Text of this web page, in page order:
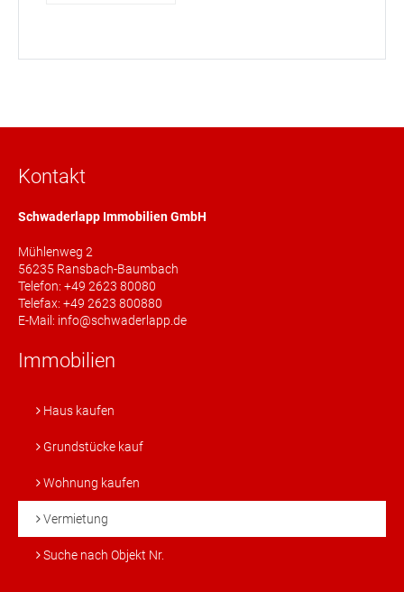
Kontakt
Schwaderlapp Immobilien GmbH
Mühlenweg 2
56235 Ransbach-Baumbach
Telefon: +49 2623 80080
Telefax: +49 2623 800880
E-Mail: info@schwaderlapp.de
Immobilien
Haus kaufen
Grundstücke kauf
Wohnung kaufen
Vermietung
Suche nach Objekt Nr.